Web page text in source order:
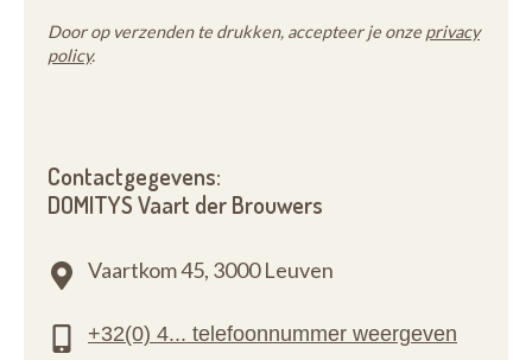
Door op verzenden te drukken, accepteer je onze privacy
policy.
Contactgegevens:
DOMITYS Vaart der Brouwers
Vaartkom 45, 3000 Leuven